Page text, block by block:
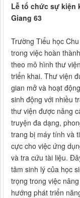
Lễ tổ chức sự kiện
Giang 63
Trường Tiểu học
trong việc hoàn
theo mô hình thư
triển khai. Thư viện
gian mở và hoạt
sinh động với nhiều
thư viện được nâng
truyện đa dạng,
trang bị máy tính và
cực cho việc ứng
và tra cứu tài liệu.
tâm sinh lý của học
trọng trong việc
hướng phát triển